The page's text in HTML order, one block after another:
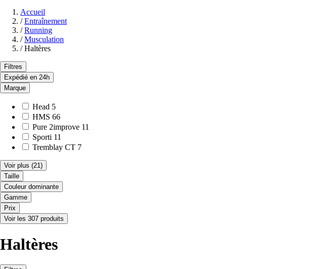
Accueil
/ Entraînement
/ Running
/ Musculation
/ Haltères
Filtres
Expédié en 24h
Marque
Head 5
HMS 66
Pure 2improve 11
Sporti 11
Tremblay CT 7
Voir plus (21)
Taille
Couleur dominante
Gamme
Prix
Voir les 307 produits
Haltères